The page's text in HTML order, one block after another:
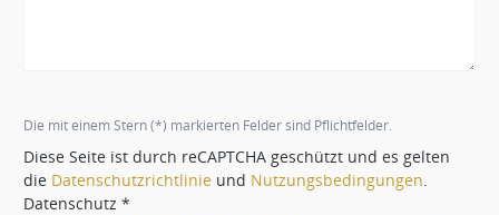
Die mit einem Stern (*) markierten Felder sind Pflichtfelder.
Diese Seite ist durch reCAPTCHA geschützt und es gelten
die Datenschutzrichtlinie und Nutzungsbedingungen
Datenschutz *